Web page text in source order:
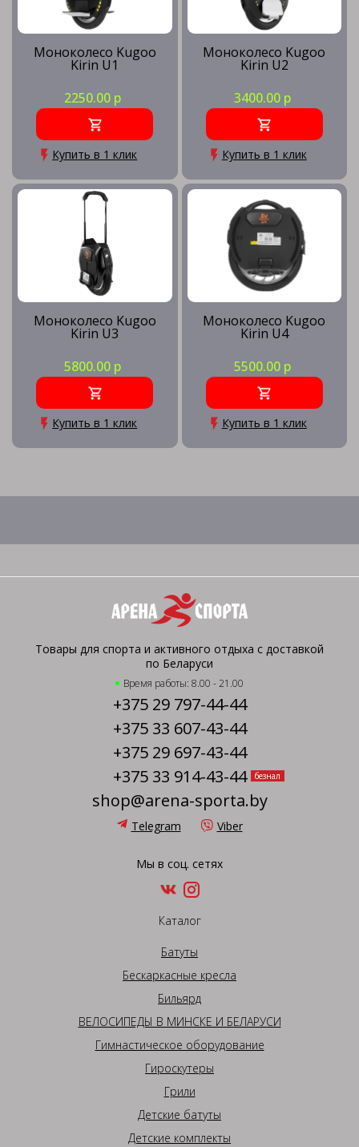
Моноколесо Kugoo
Kirin U1
2250.00 р
Купить в 1 клик
Моноколесо Kugoo
Kirin U2
3400.00 р
Купить в 1 клик
Моноколесо Kugoo
Kirin U3
5800.00 р
Купить в 1 клик
Моноколесо Kugoo
Kirin U4
5500.00 р
Купить в 1 клик
Товары для спорта и активного отдыха с доставкой
по Беларуси
Время работы: 8.00 - 21.00
+375 29 797-44-44
+375 33 607-43-44
+375 29 697-43-44
+375 33 914-43-44
безнал
shop@arena-sporta.by
Telegram Viber
Мы в соц. сетях
Каталог
Батуты
Бескаркасные кресла
Бильярд
ВЕЛОСИПЕДЫ В МИНСКЕ И БЕЛАРУСИ
Гимнастическое оборудование
Гироскутеры
Грили
Детские батуты
Детские комплекты